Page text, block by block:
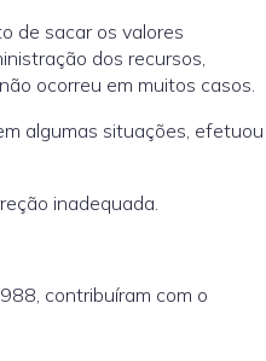
de sacar os valores
dos recursos,
ocorreu em muitos casos.
algumas situações, efetuou
inadequada.
contribuíram com o